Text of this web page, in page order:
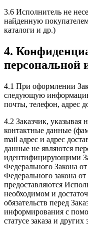
3.6 Исполнитель не
найденную
каталоги и др.)
4.
персональной
4.1 При оформлении
следующую
почты, телефон, адрес
4.2 Заказчик, указывая
контактные данные
mail адрес и адрес
данные не являются
идентифицирующими
Федерального Закона
Федерального закона
предоставляются
необходимом и
обязательств перед
информирования с
статусе заказа и